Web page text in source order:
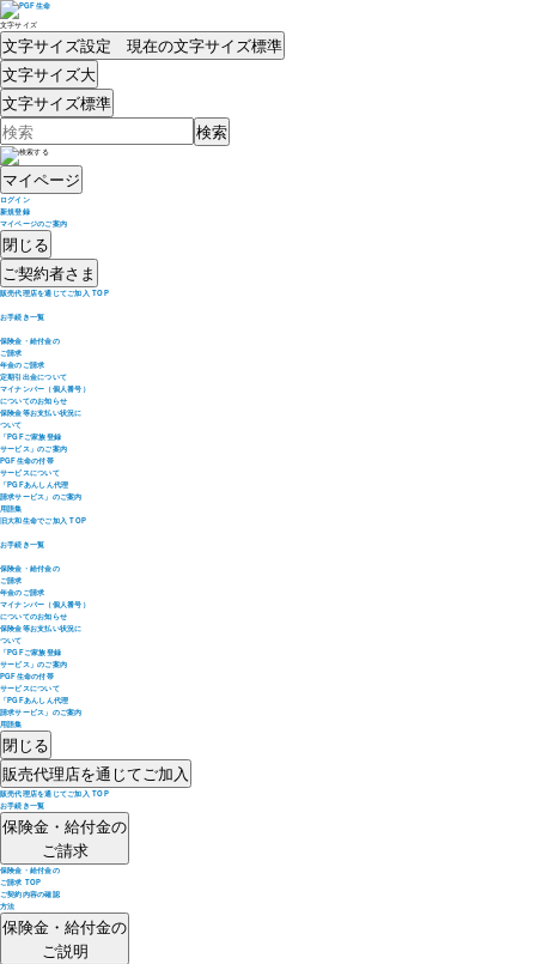
文字サイズ
文字サイズ設定 現在の文字サイズ標準
文字サイズ大
文字サイズ標準
マイページ
ログイン
新規登録
マイページのご案内
閉じる
ご契約者さま
販売代理店を通じてご加入 TOP
お手続き一覧
保険金・給付金の
ご請求
年金のご請求
定期引出金について
マイナンバー（個人番号）
についてのお知らせ
保険金等お支払い状況に
ついて
「PGFご家族登録
サービス」のご案内
PGF生命の付帯
サービスについて
「PGFあんしん代理
請求サービス」のご案内
用語集
旧大和生命でご加入 TOP
お手続き一覧
保険金・給付金の
ご請求
年金のご請求
マイナンバー（個人番号）
についてのお知らせ
保険金等お支払い状況に
ついて
「PGFご家族登録
サービス」のご案内
PGF生命の付帯
サービスについて
「PGFあんしん代理
請求サービス」のご案内
用語集
閉じる
販売代理店を通じてご加入
販売代理店を通じてご加入 TOP
お手続き一覧
保険金・給付金の
ご請求
保険金・給付金の
ご請求 TOP
ご契約内容の確認
方法
保険金・給付金の
ご説明